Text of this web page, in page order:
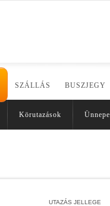
SZÁLLÁS BUSZJEGY
Körutazások
UTAZÁS JELLEGE